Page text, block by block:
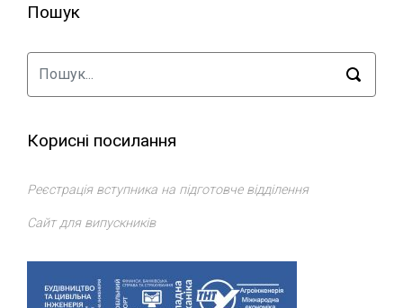
Пошук
Корисні посилання
Реєстрація вступника на підготовче відділення
Сайт для випускників